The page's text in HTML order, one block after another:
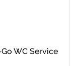
WC Service